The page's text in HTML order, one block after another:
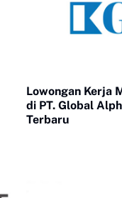
Lowongan Kerja
di PT. Global
Terbaru